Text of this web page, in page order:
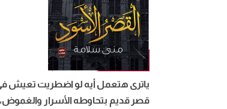
ياترى هتعمل أيه لو اضطريت تعيش
قصر قديم بتحاوطه الأسرار